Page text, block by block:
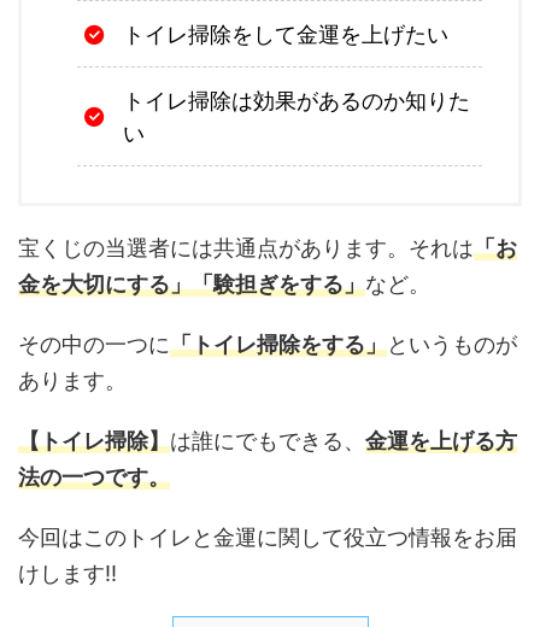
トイレ掃除をして金運を上げたい
トイレ掃除は効果があるのか知りた
い
宝くじの当選者には共通点があります。それは「お
金を大切にする」「験担ぎをする」など。
その中の一つに「トイレ掃除をする」というものが
あります。
【トイレ掃除】は誰にでもできる、 金運を上げる方
法の一つです。
今回はこのトイレと金運に関して役立つ情報をお届
けします‼︎